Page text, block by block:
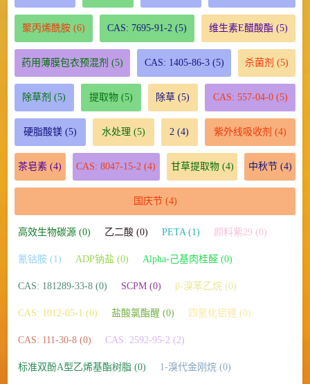
聚丙烯酰胺(6) CAS: 7695-91-2 (5) 维生素E醋酸酯 (5)
药用薄膜包衣预混剂 (5) CAS: 1405-86-3(5) 杀菌剂 (5)
除草剂 (5) 提取物(5) 除草 (5) CAS: 557-04-0(5)
硬脂酸镁(5) 水处理 (5) 2 (4) 紫外线吸收剂 (4)
茶皂素 (4) CAS: 8047-15-2 (4) 甘草提取物(4) 中秋节(4)
国庆节(4)
高效生物碳源 (0) 乙二酸 (0) PETA (1) 颜料紫29 (0)
氰钴胺 (1) ADP钠盐 (0) Alpha-己基肉桂醛 (0)
CAS: 181289-33-8 (0) SCPM (0) β-溴苯乙烷 (0)
CAS: 1012-05-1 (0) 盐酸氯酯醒 (0) 四氢化铝锂 (0)
CAS: 111-30-8 (0) CAS: 2592-95-2 (2)
标准双酚A型乙烯基酯树脂 (0) 1-溴代金刚烷 (0)